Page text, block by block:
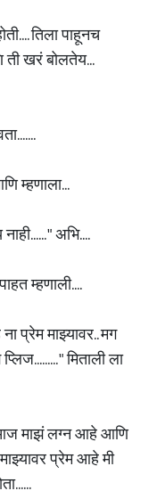
तिला पाहूनच
खरं बोलतेय...
म्हणाला...
" अभि....
म्हणाली....
प्रेम माझ्यावर.. मग
" मिताली ला
माझं लग्न आहे आणि
प्रेम आहे मी